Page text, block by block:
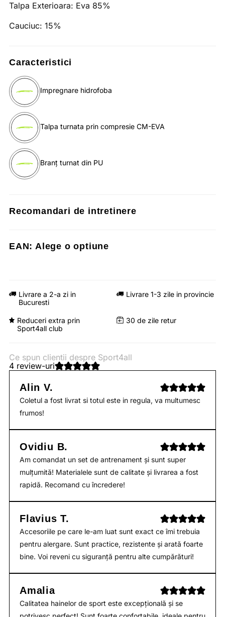
Talpa Exterioara: Eva 85%
Cauciuc: 15%
Caracteristici
Impregnare hidrofoba
Talpa turnata prin compresie CM-EVA
Branț turnat din PU
Recomandari de intretinere
EAN: Alege o optiune
Livrare a 2-a zi in
Bucuresti
Livrare 1-3 zile in provincie
Reduceri extra prin
Sport4all club
30 de zile retur
Ce spun clientii despre Sport4all
4 review-uri
Alin V.
Coletul a fost livrat si totul este in regula, va multumesc
frumos!
Ovidiu B.
Am comandat un set de antrenament și sunt super
mulțumită! Materialele sunt de calitate și livrarea a fost
rapidă. Recomand cu încredere!
Flavius T.
Accesoriile pe care le-am luat sunt exact ce îmi trebuia
pentru alergare. Sunt practice, rezistente și arată foarte
bine. Voi reveni cu siguranță pentru alte cumpărături!
Amalia
Calitatea hainelor de sport este excepțională și se